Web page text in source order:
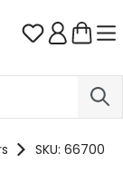
Hai 0
SKU: 66700